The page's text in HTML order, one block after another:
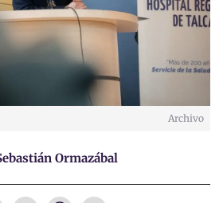
Archivo
Ormazábal